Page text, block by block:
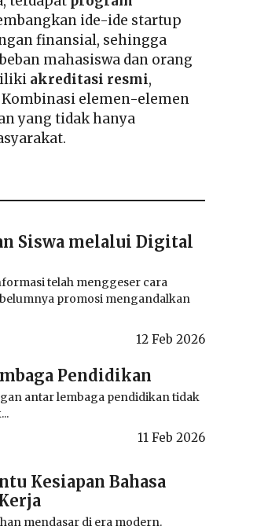
ide-ide startup
finansial, sehingga
mahasiswa dan orang
akreditasi resmi,
elemen-elemen
yang tidak hanya
Siswa melalui Digital
telah menggeser cara
promosi mengandalkan
12 Feb 2026
Pendidikan
antar lembaga pendidikan tidak
11 Feb 2026
Kesiapan Bahasa
mendasar di era modern.